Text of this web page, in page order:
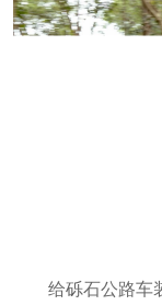
给砾石公路车